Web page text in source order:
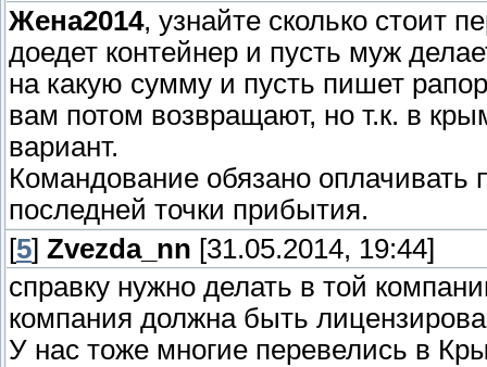
Жена2014, узнайте сколько стоит
доедет контейнер и пусть муж
на какую сумму и пусть пишет
вам потом возвращают, но т.к. в
вариант.
Командование обязано оплачивать
последней точки прибытия.
[5] Zvezda_nn [31.05.2014, 19:44]
справку нужно делать в той
компания должна быть
У нас тоже многие перевелись в